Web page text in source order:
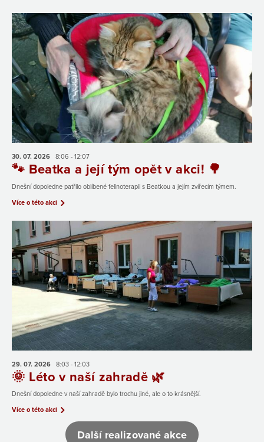
30. 07. 2026 8:06 - 12:07
🐾 Beatka a její tým opět v akci! 🌳
Dnešní dopoledne patřilo oblíbené felinoterapii s Beatkou a jejím zvířecím týmem.
Více o této akci
29. 07. 2026 8:03 - 12:03
🌞 Léto v naší zahradě 🌿
Dnešní dopoledne v naší zahradě bylo trochu jiné, ale o to krásnější.
Více o této akci
Další realizované akce